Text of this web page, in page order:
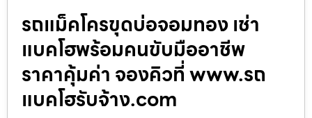
รถแม็คโครขุดบ่อจอมทอง เช่า
แบคโฮพร้อมคนขับมืออาชีพ
ราคาคุ้มค่า จองคิวที่ www.รถ
แบคโฮรับจ้าง.com